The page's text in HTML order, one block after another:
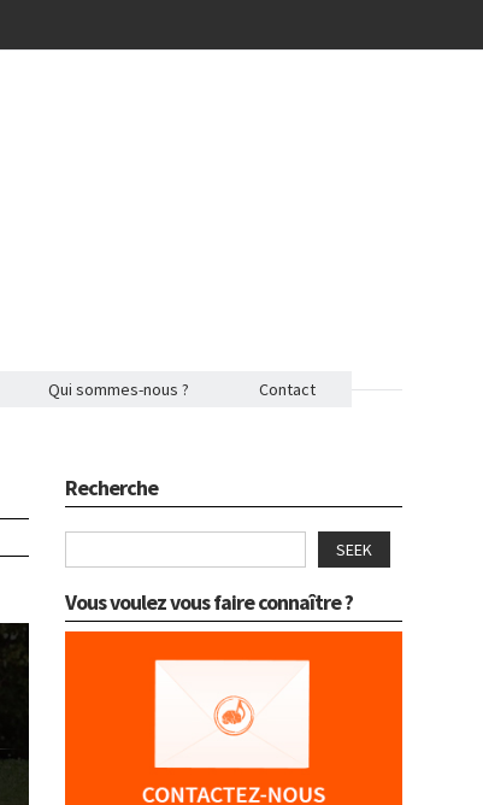
Qui sommes-nous ? Contact
Recherche
SEEK
Vous voulez vous faire connaître ?